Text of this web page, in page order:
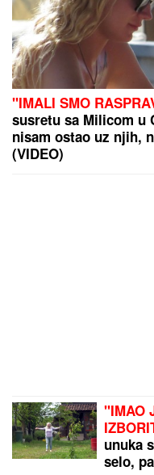
"IMALI SMO
susretu sa Milicom u
nisam ostao uz njih,
(VIDEO)
"IMAO
unuka
selo,